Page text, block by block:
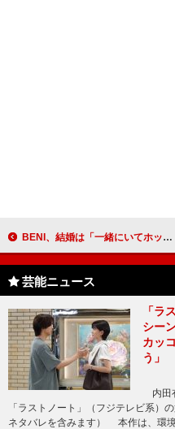
BENI、結婚は「一緒にいてホッとする人と」 結婚する２人に贈る“祝福ソング”をリリース
芸能ニュース
「ラ
シー
カッ
う」
内田
「ラストノート」（フジテレビ系）
ネタバレを含みます） 本作は、環